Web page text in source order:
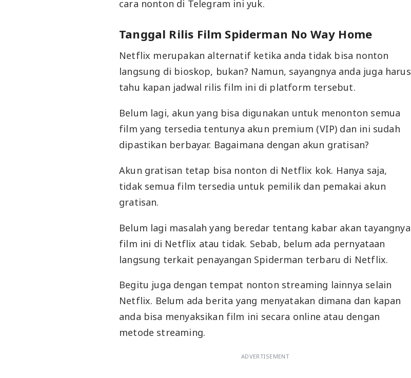
cara nonton di Telegram ini yuk.
Tanggal Rilis Film Spiderman No Way Home
Netflix merupakan alternatif ketika anda tidak bisa nonton
langsung di bioskop, bukan? Namun, sayangnya anda juga harus
tahu kapan jadwal rilis film ini di platform tersebut.
Belum lagi, akun yang bisa digunakan untuk menonton semua
film yang tersedia tentunya akun premium (VIP) dan ini sudah
dipastikan berbayar. Bagaimana dengan akun gratisan?
Akun gratisan tetap bisa nonton di Netflix kok. Hanya saja,
tidak semua film tersedia untuk pemilik dan pemakai akun
gratisan.
Belum lagi masalah yang beredar tentang kabar akan tayangnya
film ini di Netflix atau tidak. Sebab, belum ada pernyataan
langsung terkait penayangan Spiderman terbaru di Netflix.
Begitu juga dengan tempat nonton streaming lainnya selain
Netflix. Belum ada berita yang menyatakan dimana dan kapan
anda bisa menyaksikan film ini secara online atau dengan
metode streaming.
ADVERTISEMENT